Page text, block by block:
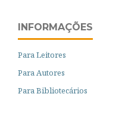
INFORMAÇÕES
Para Leitores
Para Autores
Para Bibliotecários